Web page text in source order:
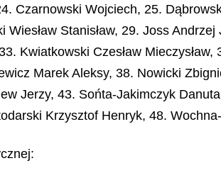
Czarnowski Wojciech, 25.
Stanisław, 29. Joss
Kwiatkowski Czesław
Marek Aleksy, 38. Nowicki
Jerzy, 43. Sońta-Jakimczyk
Krzysztof Henryk, 48.